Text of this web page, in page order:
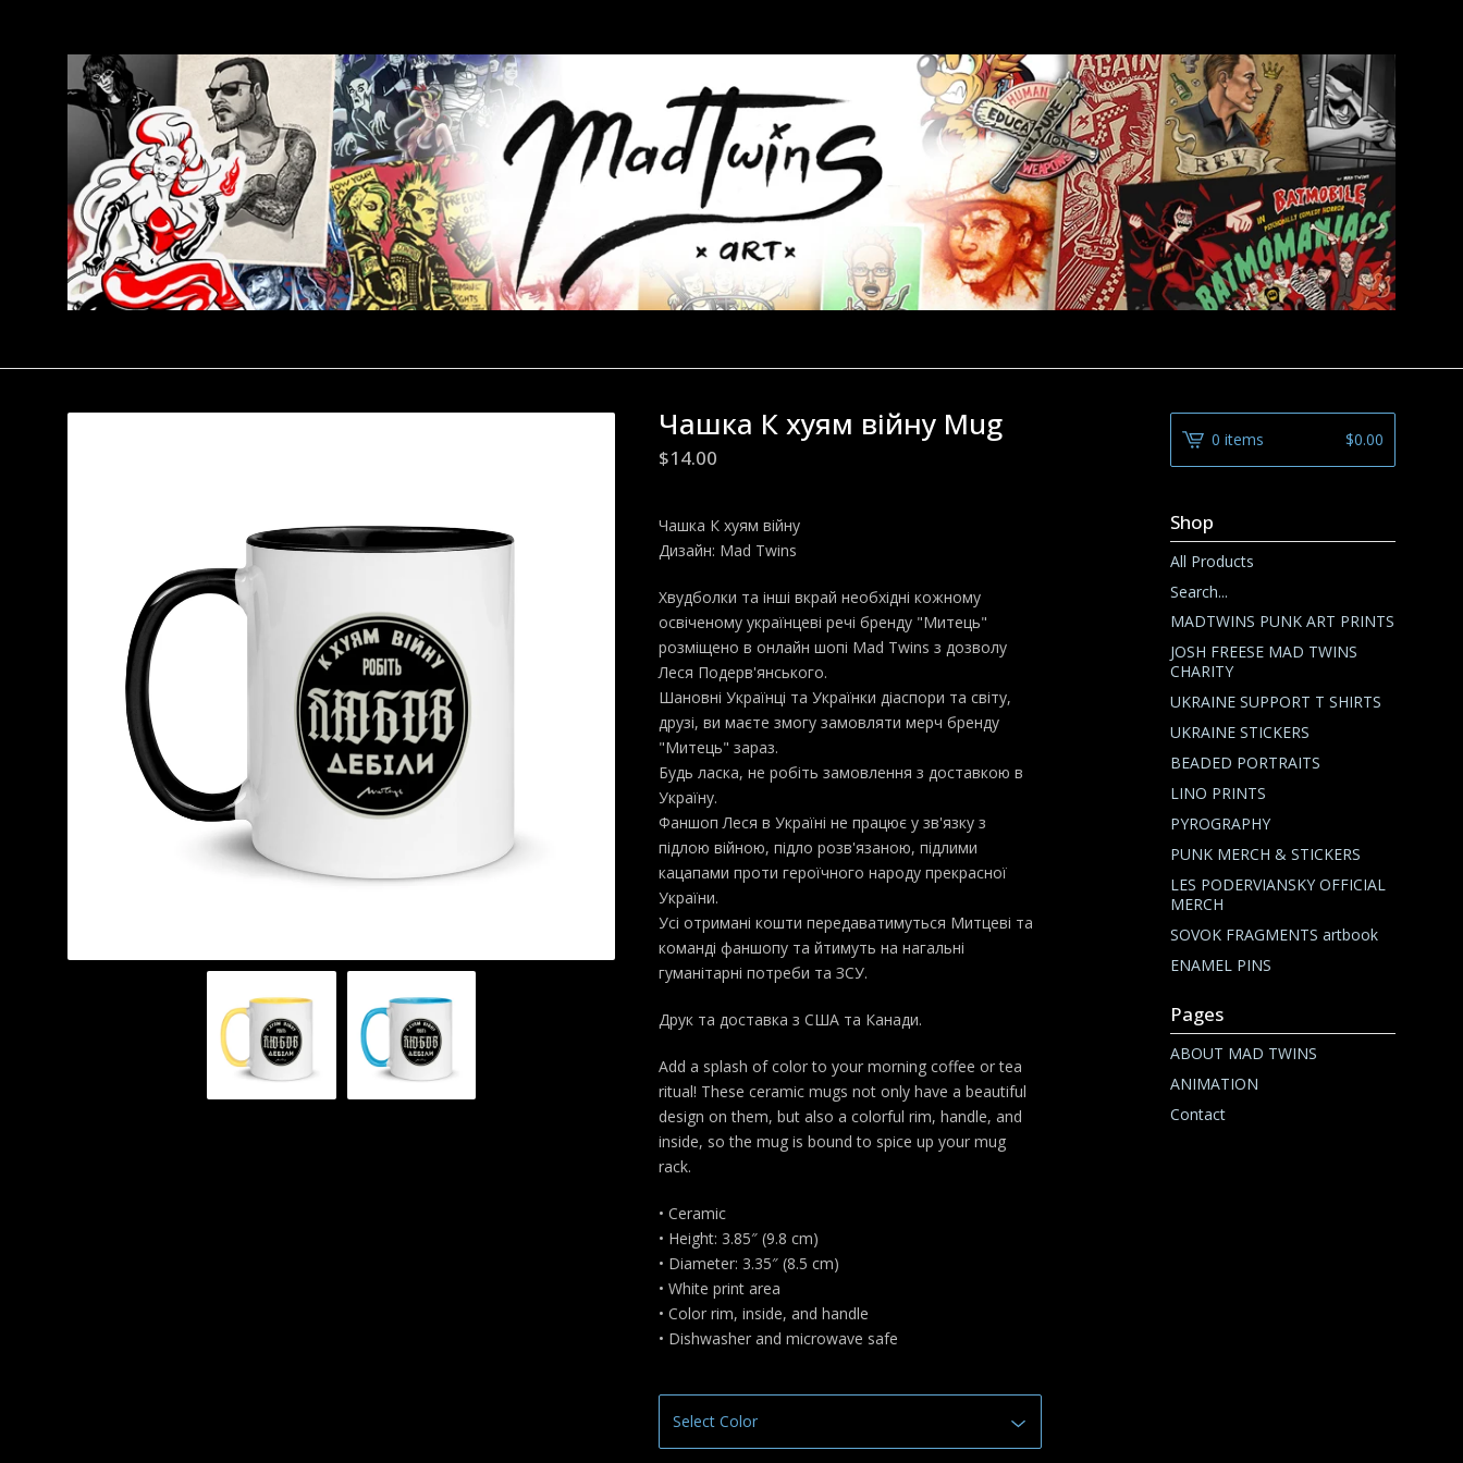
Чашка К хуям війну Mug
$14.00
Чашка К хуям війну
Дизайн: Mad Twins
Хвудболки та інші вкрай необхідні кожному
освіченому українцеві речі бренду "Митець"
розміщено в онлайн шопі Mad Twins з дозволу
Леся Подерв'янського.
Шановні Українці та Українки діаспори та світу,
друзі, ви маєте змогу замовляти мерч бренду
"Митець" зараз.
Будь ласка, не робіть замовлення з доставкою в
Україну.
Фаншоп Леся в Україні не працює у зв'язку з
підлою війною, підло розв'язаною, підлими
кацапами проти героїчного народу прекрасної
України.
Усі отримані кошти передаватимуться Митцеві та
команді фаншопу та йтимуть на нагальні
гуманітарні потреби та ЗСУ.
Друк та доставка з США та Канади.
Add a splash of color to your morning coffee or tea
ritual! These ceramic mugs not only have a beautiful
design on them, but also a colorful rim, handle, and
inside, so the mug is bound to spice up your mug
rack.
• Ceramic
• Height: 3.85″ (9.8 cm)
• Diameter: 3.35″ (8.5 cm)
• White print area
• Color rim, inside, and handle
• Dishwasher and microwave safe
0 items $0.00
Shop
All Products
Search...
MADTWINS PUNK ART PRINTS
JOSH FREESE MAD TWINS
CHARITY
UKRAINE SUPPORT T SHIRTS
UKRAINE STICKERS
BEADED PORTRAITS
LINO PRINTS
PYROGRAPHY
PUNK MERCH & STICKERS
LES PODERVIANSKY OFFICIAL
MERCH
SOVOK FRAGMENTS artbook
ENAMEL PINS
Pages
ABOUT MAD TWINS
ANIMATION
Contact